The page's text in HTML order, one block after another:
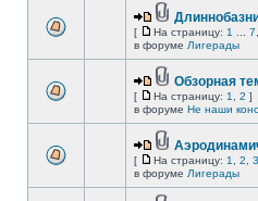
[ На страницу: 1 7
в форуме Лигерады
Обзорная
[ На страницу: 1 2 ]
в форуме Не наши
[ На страницу: 1 2 3
в форуме Лигерады